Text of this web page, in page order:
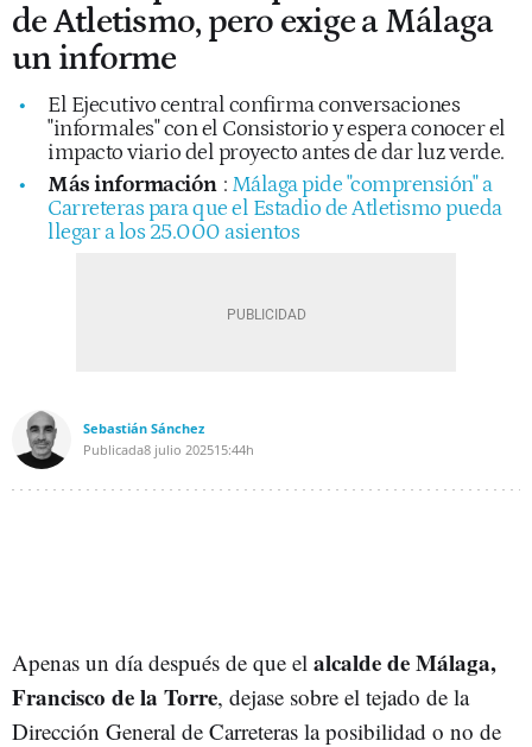
de Atletismo, pero exige a Málaga
un informe
El Ejecutivo central confirma conversaciones
"informales" con el Consistorio y espera conocer el
impacto viario del proyecto antes de dar luz verde.
Más información : Málaga pide "comprensión" a
Carreteras para que el Estadio de Atletismo pueda
llegar a los 25.000 asientos
Sebastián Sánchez
Publicada8 julio 202515:44h
Apenas un día después de que el alcalde de Málaga,
Francisco de la Torre, dejase sobre el tejado de la
Dirección General de Carreteras la posibilidad o no de